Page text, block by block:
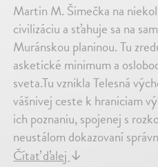
Martin M. Šimečka na
civilizáciu a sťahuje sa na
Muránskou planinou. Tu
asketické minimum a
sveta.Tu vznikla Telesná
vášnivej ceste k hraniciam
ich poznaniu, spojenej s
neustálom dokazovaní
Čítať ďalej↓